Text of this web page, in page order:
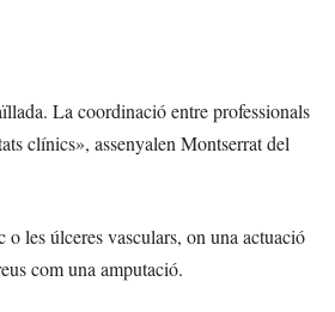
La coordinació entre professionals
clínics», assenyalen Montserrat del
les úlceres vasculars, on una actuació
com una amputació.